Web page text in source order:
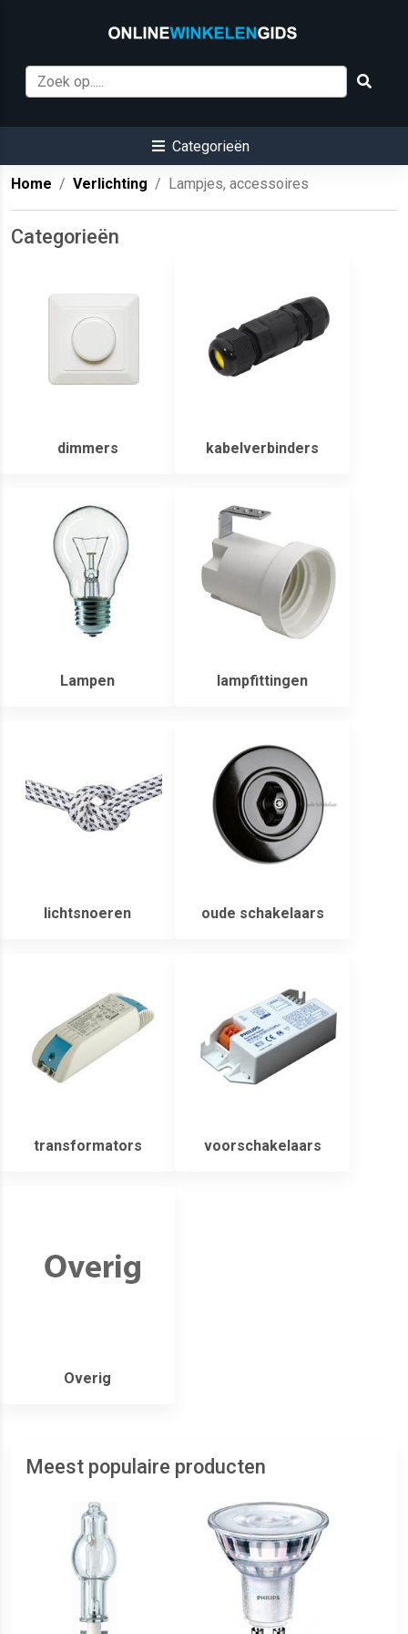
Categorieën
Home Verlichting Lampjes, accessoires
Categorieën
dimmers kabelverbinders
Lampen lampfittingen
lichtsnoeren oude schakelaars
transformators voorschakelaars
Overig
Meest populaire producten